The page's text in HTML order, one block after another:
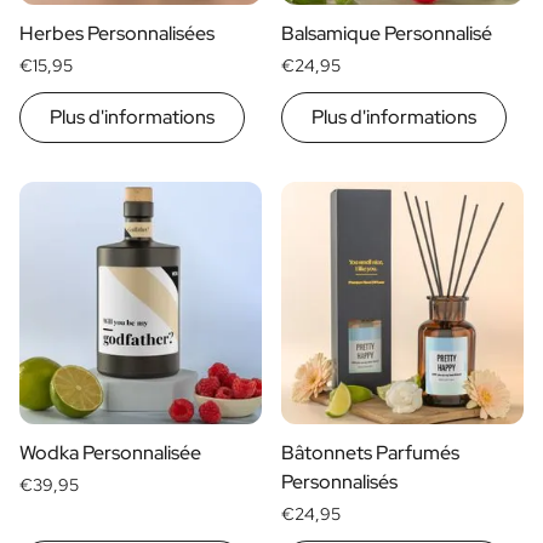
Herbes Personnalisées
€15,95
Plus d'informations
Balsamique Personnalisé
€24,95
Plus d'informations
Wodka Personnalisée
€39,95
Bâtonnets Parfumés
Personnalisés
€24,95